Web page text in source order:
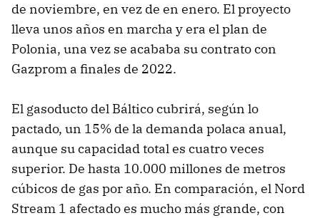
de noviembre, en vez de en enero. El proyecto
lleva unos años en marcha y era el plan de
Polonia, una vez se acababa su contrato con
Gazprom a finales de 2022.
El gasoducto del Báltico cubrirá, según lo
pactado, un 15% de la demanda polaca anual,
aunque su capacidad total es cuatro veces
superior. De hasta 10.000 millones de metros
cúbicos de gas por año. En comparación, el Nord
Stream 1 afectado es mucho más grande, con